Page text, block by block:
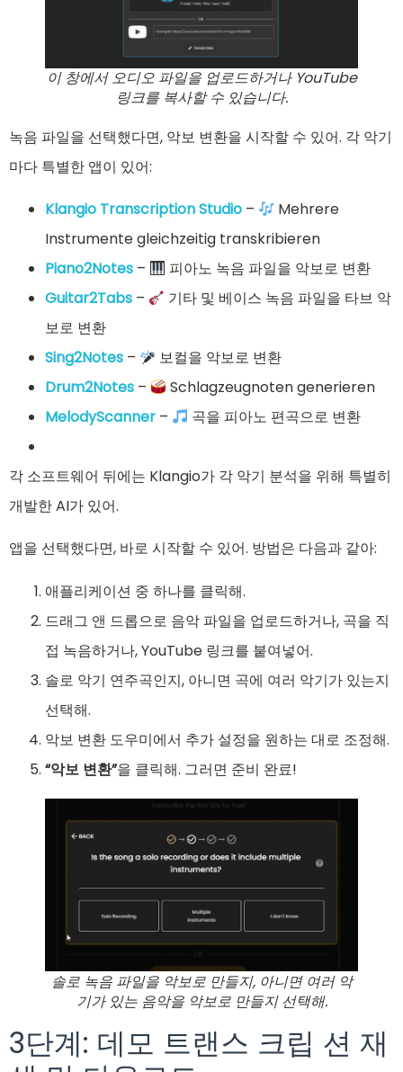
이 창에서 오디오 파일을 업로드하거나 YouTube
링크를 복사할 수 있습니다.
녹음 파일을 선택했다면, 악보 변환을 시작할 수 있어. 각 악기
마다 특별한 앱이 있어:
Klangio Transcription Studio –
Mehrere
Instrumente gleichzeitig transkribieren
Piano2Notes –
피아노 녹음 파일을 악보로 변환
Guitar2Tabs –
기타 및 베이스 녹음 파일을 타브 악
보로 변환
Sing2Notes –
보컬을 악보로 변환
Drum2Notes –
Schlagzeugnoten generieren
MelodyScanner – 곡을 피아노 편곡으로 변환
각 소프트웨어 뒤에는 Klangio가 각 악기 분석을 위해 특별히
개발한 AI가 있어.
앱을 선택했다면, 바로 시작할 수 있어. 방법은 다음과 같아:
애플리케이션 중 하나를 클릭해.
드래그 앤 드롭으로 음악 파일을 업로드하거나, 곡을 직
접 녹음하거나, YouTube 링크를 붙여넣어.
솔로 악기 연주곡인지, 아니면 곡에 여러 악기가 있는지
선택해.
악보 변환 도우미에서 추가 설정을 원하는 대로 조정해.
“악보 변환”을 클릭해. 그러면 준비 완료!
솔로 녹음 파일을 악보로 만들지, 아니면 여러 악
기가 있는 음악을 악보로 만들지 선택해.
3단계: 데모 트랜스 크립 션 재